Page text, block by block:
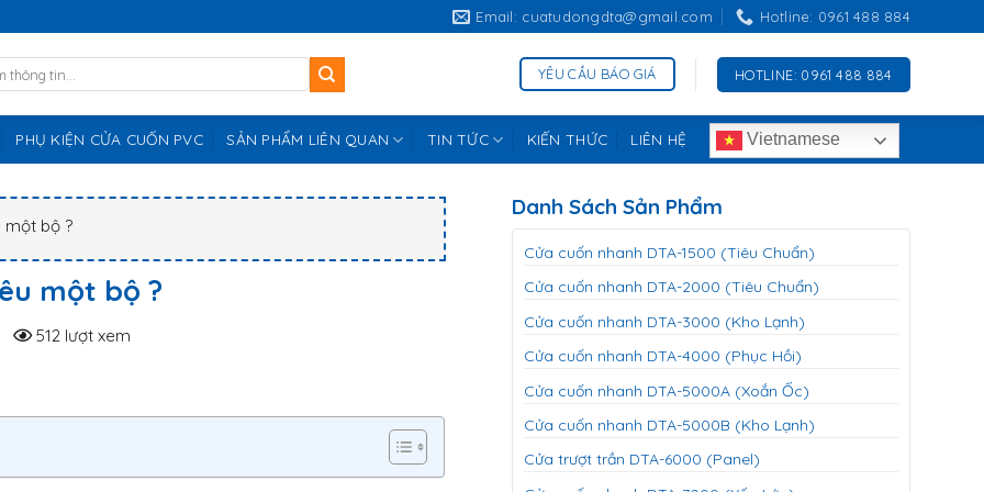
Email: cuatudongdta@gmail.com Hotline: 0961 488 884
YÊU CẦU BÁO GIÁ HOTLINE: 0961 488 884
PHỤ KIỆN CỬA CUỐN PVC SẢN PHẨM LIÊN QUAN TIN TỨC KIẾN THỨC LIÊN HỆ Vietnamese
một bộ ?
một bộ ?
512 lượt xem
Danh Sách Sản Phẩm
Cửa cuốn nhanh DTA-1500 (Tiêu Chuẩn)
Cửa cuốn nhanh DTA-2000 (Tiêu Chuẩn)
Cửa cuốn nhanh DTA-3000 (Kho Lạnh)
Cửa cuốn nhanh DTA-4000 (Phục Hồi)
Cửa cuốn nhanh DTA-5000A (Xoắn Ốc)
Cửa cuốn nhanh DTA-5000B (Kho Lạnh)
Cửa trượt trần DTA-6000 (Panel)